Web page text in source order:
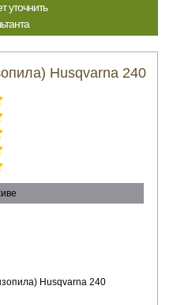
уточнить
Husqvarna 240